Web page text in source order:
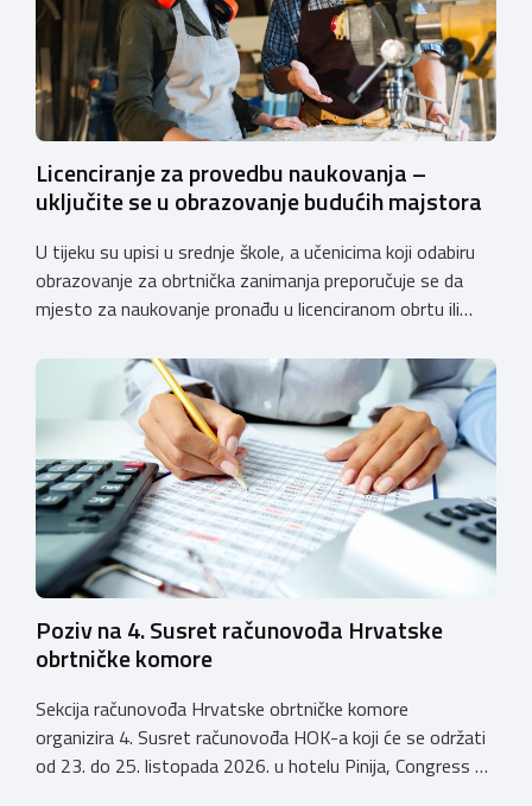
Licenciranje za provedbu naukovanja –
uključite se u obrazovanje budućih majstora
U tijeku su upisi u srednje škole, a učenicima koji odabiru
obrazovanje za obrtnička zanimanja preporučuje se da
mjesto za naukovanje pronađu u licenciranom obrtu ili
koji još nemaju licenciju da pokrenu postupak
licenciranja kako bi budućim učenicima omogućili
kvalitetno i sigurno stjecanje praktičnih znanja, a
istodobno ulagali u razvoj […]
Poziv na 4. Susret računovođa Hrvatske
obrtničke komore
Sekcija računovođa Hrvatske obrtničke komore
organizira 4. Susret računovođa HOK-a koji će se održati
od 23. do 25. listopada 2026. u hotelu Pinija, Congress &